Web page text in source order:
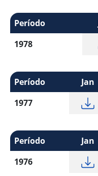
Período
1978
Período Jan
1977
Período Jan
1976